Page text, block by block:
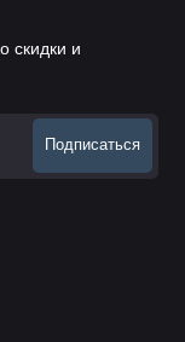
скидки и
Подписаться